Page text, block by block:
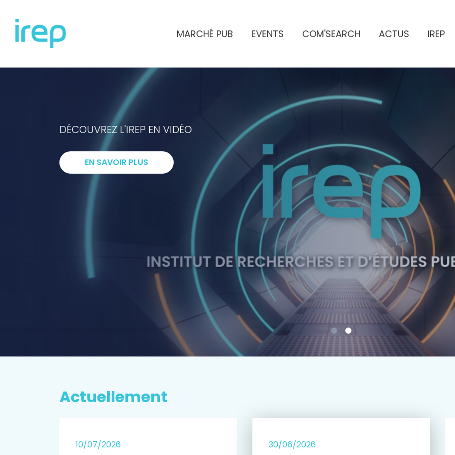
MARCHÉ PUB EVENTS COM'SEARCH ACTUS IREP
INSTITUT DE RECHERCHES ET D'ETUDES PUBLICITAIRES
Intelligence
echerche
xpertise
rospective
DÉCOUVREZ L'IREP EN VIDÉO
EN SAVOIR PLUS
Actuellement
10/07/2026
30/06/2026